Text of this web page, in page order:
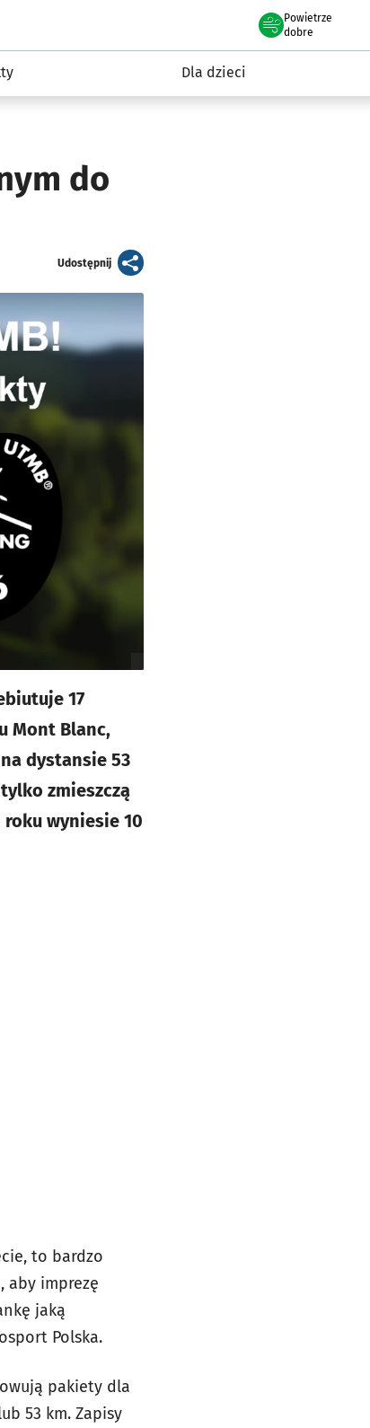
Powietrze
we Wrocławiu
dobre
Dla dzieci
do
Udostępnijartykuł
17
Mont Blanc,
dystansie 53
zmieszczą
wyniesie 10
to bardzo
aby imprezę
jaką
Polska.
pakiety dla
53 km. Zapisy